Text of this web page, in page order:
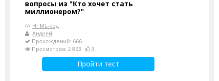
вопросы из "Кто хочет стать
миллионером?"
HTML-код
Андрей
Прохождений: 666
Просмотров: 2 863
3
Пройти тест